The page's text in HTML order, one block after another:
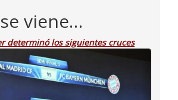
viene…
determinó los siguientes cruces